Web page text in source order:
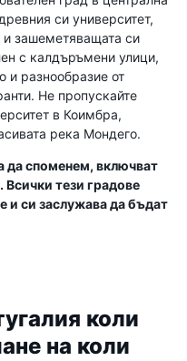
си университет,
зашеметяващата си
с калдъръмени улици,
и разнообразие от
Не пропускайте
в Коимбра,
река Мондего.
да споменем, включват
тези градове
и си заслужава да бъдат
коли
на коли